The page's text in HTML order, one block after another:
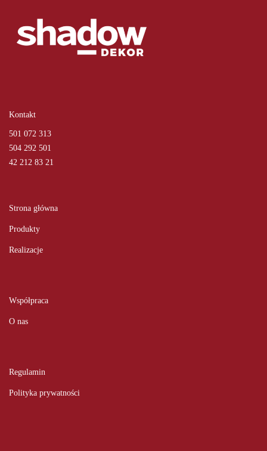
Kontakt
501 072 313
504 292 501
42 212 83 21
Strona główna
Produkty
Realizacje
Współpraca
O nas
Regulamin
Polityka prywatności